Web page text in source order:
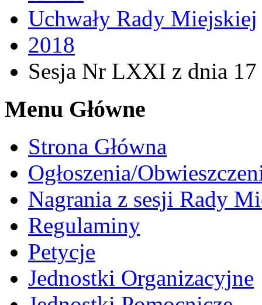
Uchwały Rady Miejskiej
2018
Sesja Nr LXXI z dnia
Menu Główne
Strona Główna
Ogłoszenia/
Nagrania z sesji Rady
Regulaminy
Petycje
Jednostki Organizacyjne